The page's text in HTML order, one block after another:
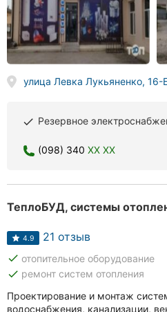
улица Левка Лукьяненко,
done Резервное
(098) 340 XX XX
4.9 21 отзыв
done отопительное оборудование
done ремонт систем отопления
Проектирование и монтаж
водоснабжения, канализации,